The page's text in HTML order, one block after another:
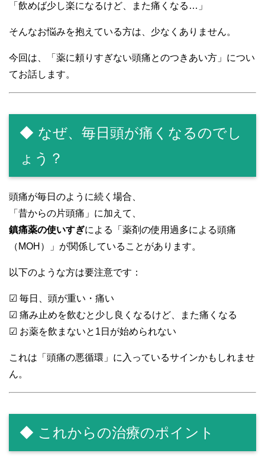
「飲めば少し楽になるけど、また痛くなる…」
そんなお悩みを抱えている方は、少なくありません。
今回は、「薬に頼りすぎない頭痛とのつきあい方」につい
てお話します。
◆ なぜ、毎日頭が痛くなるのでし
ょう？
頭痛が毎日のように続く場合、
「昔からの片頭痛」に加えて、
鎮痛薬の使いすぎによる「薬剤の使用過多による頭痛
（MOH）」が関係していることがあります。
以下のような方は要注意です：
☑ 毎日、頭が重い・痛い
☑ 痛み止めを飲むと少し良くなるけど、また痛くなる
☑ お薬を飲まないと1日が始められない
これは「頭痛の悪循環」に入っているサインかもしれませ
ん。
◆ これからの治療のポイント